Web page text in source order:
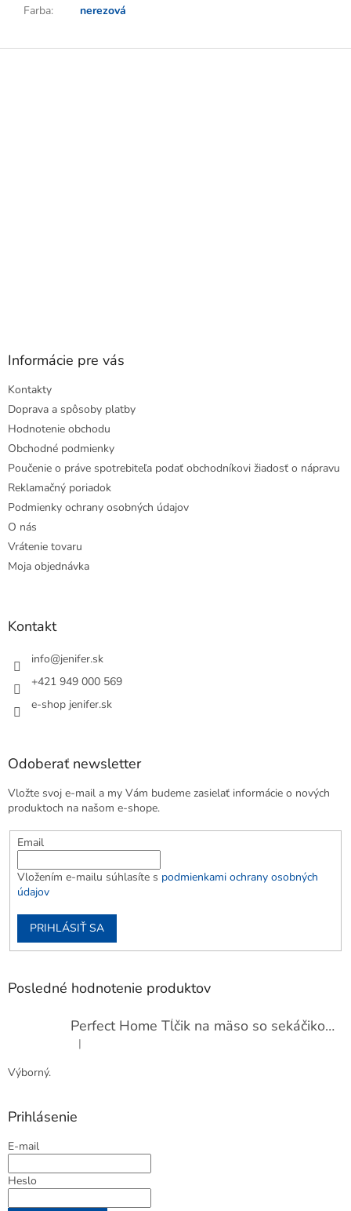
Farba: nerezová
Z
Informácie pre vás
Kontakty
Doprava a spôsoby platby
Hodnotenie obchodu
Obchodné podmienky
Poučenie o práve spotrebiteľa podať obchodníkovi žiadosť o nápravu
Reklamačný poriadok
Podmienky ochrany osobných údajov
O nás
Vrátenie tovaru
Moja objednávka
Kontakt
info@jenifer.sk
+421 949 000 569
e-shop jenifer.sk
Odoberať newsletter
Vložte svoj e-mail a my Vám budeme zasielať informácie o nových
produktoch na našom e-shope.
Email
Vložením e-mailu súhlasíte s podmienkami ochrany osobných
údajov
PRIHLÁSIŤ SA
Posledné hodnotenie produktov
Perfect Home Tĺčik na mäso so sekáčikom, 56893
Hodnotenie produktu je 5 z 5 hviezdičiek.
|
Výborný.
Prihlásenie
E-mail
Heslo